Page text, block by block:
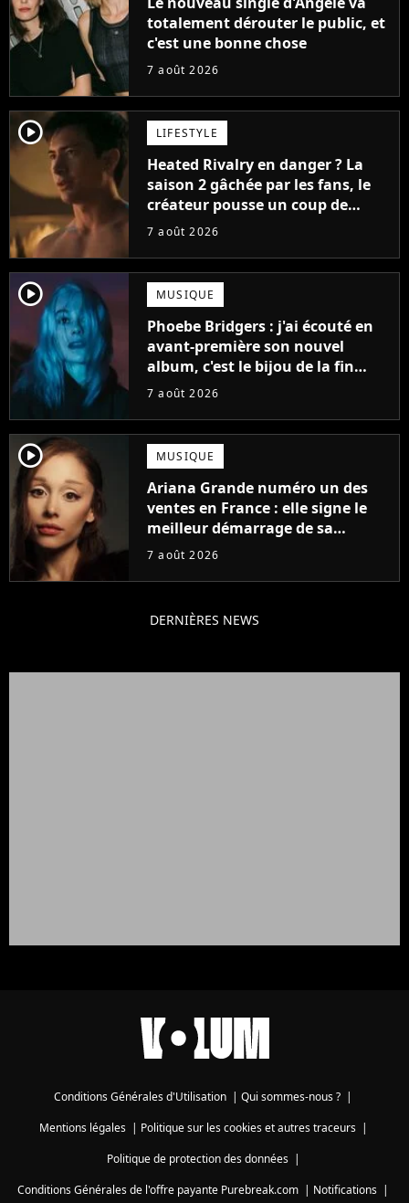
totalement dérouter le public, et
c'est une bonne chose
7 août 2026
player2 LIFESTYLE
Heated Rivalry en danger ? La
saison 2 gâchée par les fans, le
créateur pousse un coup de
gueule
7 août 2026
player2 MUSIQUE
Phoebe Bridgers : j'ai écouté en
avant-première son nouvel
album, c'est le bijou de la fin
d'été
7 août 2026
player2 MUSIQUE
Ariana Grande numéro un des
ventes en France : elle signe le
meilleur démarrage de sa
carrière avec son album Petal
7 août 2026
DERNIÈRES NEWS
Conditions Générales d'Utilisation | Qui sommes-nous ? |
Mentions légales| Politique sur les cookies et autres traceurs|
Politique de protection des données|
Conditions Générales de l'offre payante Purebreak.com | Notifications |